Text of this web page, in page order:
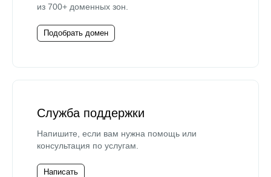
из 700+ доменных зон.
Подобрать домен
Служба поддержки
Напишите, если вам нужна помощь или
консультация по услугам.
Написать